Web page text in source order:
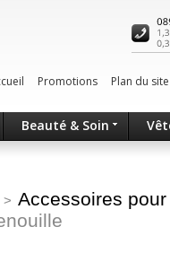
Promotions Plan du site
Beauté & Soin
> Accessoires